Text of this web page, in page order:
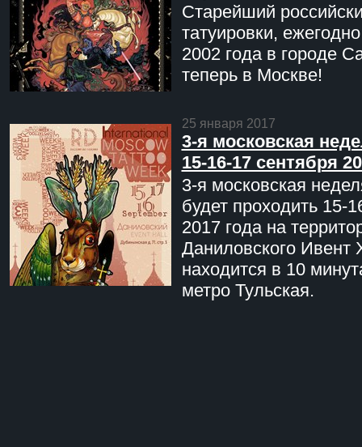
Старейший
татуировки,
2002 года в городе
теперь в Москве!
25 января 2017
3-я московская
15-16-17 сентября
3-я московская
будет проходить 15-
2017 года на
Даниловского Ивент
находится в 10
метро Тульская.